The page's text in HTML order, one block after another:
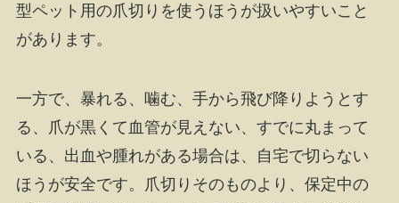
型ペット用の爪切りを使うほうが扱いやすいこと
があります。
一方で、暴れる、噛む、手から飛び降りようとす
る、爪が黒くて血管が見えない、すでに丸まって
いる、出血や腫れがある場合は、自宅で切らない
ほうが安全です。爪切りそのものより、保定中の